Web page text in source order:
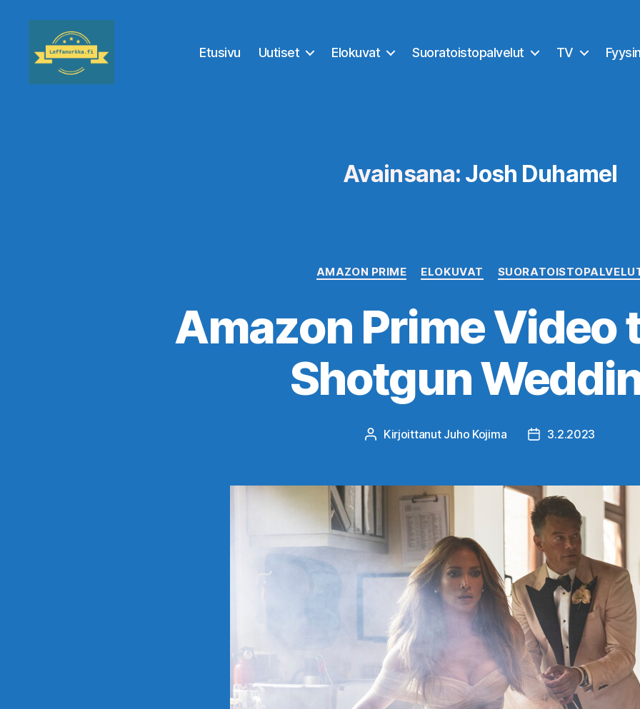
Etusivu Uutiset Elokuvat Suoratoistopalvelut TV
Avainsana: Josh Duhamel
Kategoriat
AMAZON PRIME ELOKUVAT
Amazon Prime Video
Shotgun
Kirjoittaja
Kirjoittanut Juho Kojima Julkaisupäivämäärä
3.2.2023